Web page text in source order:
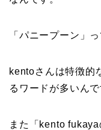
「パニープーン」
kentoさんは特徴的
るワードが多いんで
また「 kento fukaya